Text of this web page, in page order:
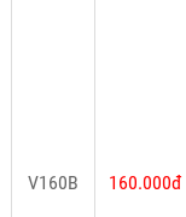
V160B 160.000đ